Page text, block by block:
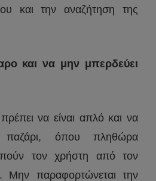
και την αναζήτηση της
και να μην μπερδεύει
να είναι απλό και να
παζάρι, όπου πληθώρα
τον χρήστη από τον
Μην παραφορτώνεται την